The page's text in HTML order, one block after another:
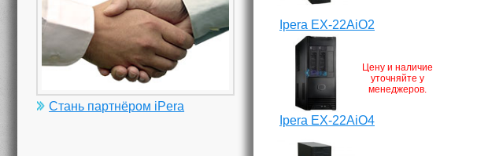
Стань партнёром iPera
Ipera EX-22AiO2
Цену и наличие
уточняйте у
менеджеров.
Ipera EX-22AiO4